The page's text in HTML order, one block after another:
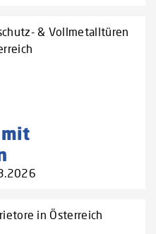
& Vollmetalltüren
in Österreich